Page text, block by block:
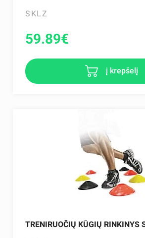
SKLZ
59.89€
į krepšelį
TRENIRUOČIŲ KŪGIŲ RINKINYS